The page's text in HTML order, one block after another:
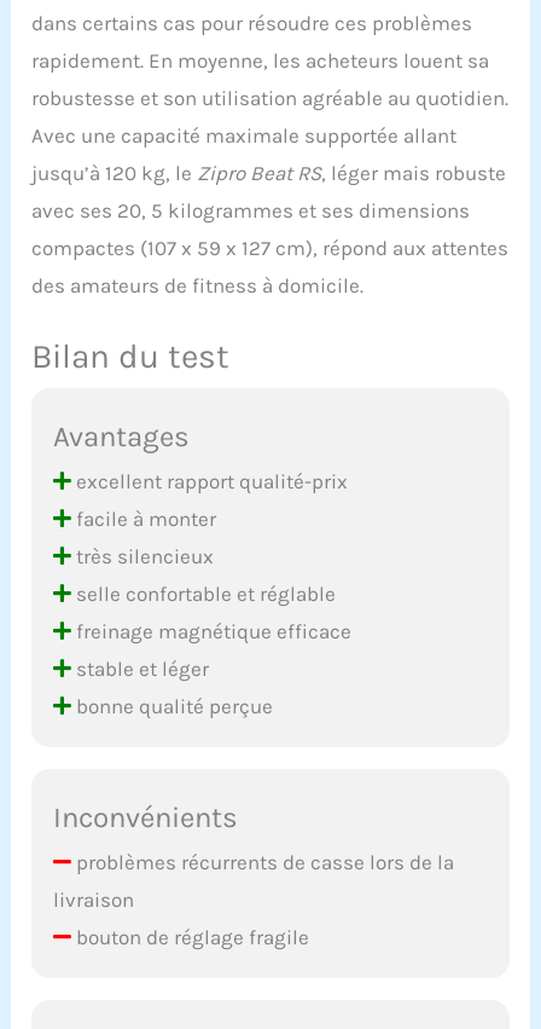
dans certains cas pour résoudre ces problèmes
rapidement. En moyenne, les acheteurs louent sa
robustesse et son utilisation agréable au quotidien.
Avec une capacité maximale supportée allant
jusqu’à 120 kg, le Zipro Beat RS, léger mais robuste
avec ses 20, 5 kilogrammes et ses dimensions
compactes (107 x 59 x 127 cm), répond aux attentes
des amateurs de fitness à domicile.
Bilan du test
Avantages
excellent rapport qualité-prix
facile à monter
très silencieux
selle confortable et réglable
freinage magnétique efficace
stable et léger
bonne qualité perçue
Inconvénients
problèmes récurrents de casse lors de la
livraison
bouton de réglage fragile